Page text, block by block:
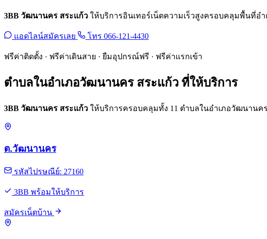
3BB วัฒนานคร สระแก้ว ให้บริการอินเทอร์เน็ตความเร็วสูงครอบคลุมพื้นที่อ
แอดไลน์สมัครเลย โทร 066-121-4430
ฟรีค่าติดตั้ง · ฟรีค่าเดินสาย · ยืมอุปกรณ์ฟรี · ฟรีค่าแรกเข้า
ตำบลในอำเภอวัฒนานคร สระแก้ว ที่ให้บริการ
3BB วัฒนานคร สระแก้ว ให้บริการครอบคลุมทั้ง 11 ตำบลในอำเภอวัฒนาน
ต.วัฒนานคร
รหัสไปรษณีย์: 27160
3BB พร้อมให้บริการ
สมัครเน็ตบ้าน